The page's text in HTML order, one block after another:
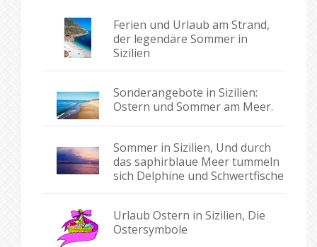
Ferien und Urlaub am Strand,
der legendäre Sommer in
Sizilien
Sonderangebote in Sizilien:
Ostern und Sommer am Meer.
Sommer in Sizilien, Und durch
das saphirblaue Meer tummeln
sich Delphine und Schwertfische
Urlaub Ostern in Sizilien, Die
Ostersymbole